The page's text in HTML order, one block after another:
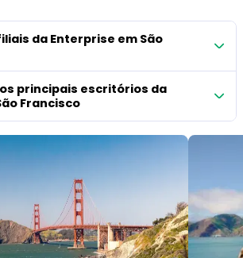
da Enterprise em São
principais escritórios da
Francisco